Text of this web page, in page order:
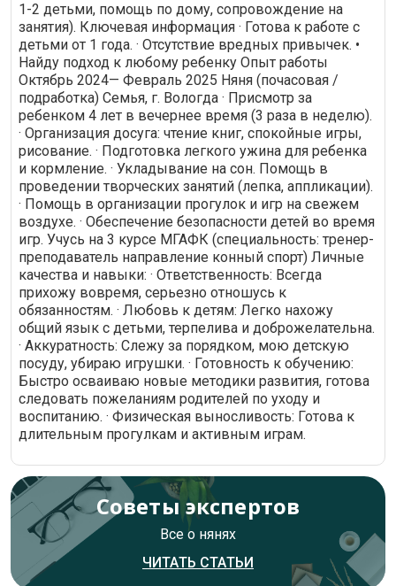
1-2 детьми, помощь по дому, сопровождение на
занятия). Ключевая информация · Готова к работе с
детьми от 1 года. · Отсутствие вредных привычек. •
Найду подход к любому ребенку Опыт работы
Октябрь 2024— Февраль 2025 Няня (почасовая /
подработка) Семья, г. Вологда · Присмотр за
ребенком 4 лет в вечернее время (3 раза в неделю).
· Организация досуга: чтение книг, спокойные игры,
рисование. · Подготовка легкого ужина для ребенка
и кормление. · Укладывание на сон. Помощь в
проведении творческих занятий (лепка, аппликации).
· Помощь в организации прогулок и игр на свежем
воздухе. · Обеспечение безопасности детей во время
игр. Учусь на 3 курсе МГАФК (специальность: тренер-
преподаватель направление конный спорт) Личные
качества и навыки: · Ответственность: Всегда
прихожу вовремя, серьезно отношусь к
обязанностям. · Любовь к детям: Легко нахожу
общий язык с детьми, терпелива и доброжелательна.
· Аккуратность: Слежу за порядком, мою детскую
посуду, убираю игрушки. · Готовность к обучению:
Быстро осваиваю новые методики развития, готова
следовать пожеланиям родителей по уходу и
воспитанию. · Физическая выносливость: Готова к
длительным прогулкам и активным играм.
Советы экспертов
Все о нянях
ЧИТАТЬ СТАТЬИ